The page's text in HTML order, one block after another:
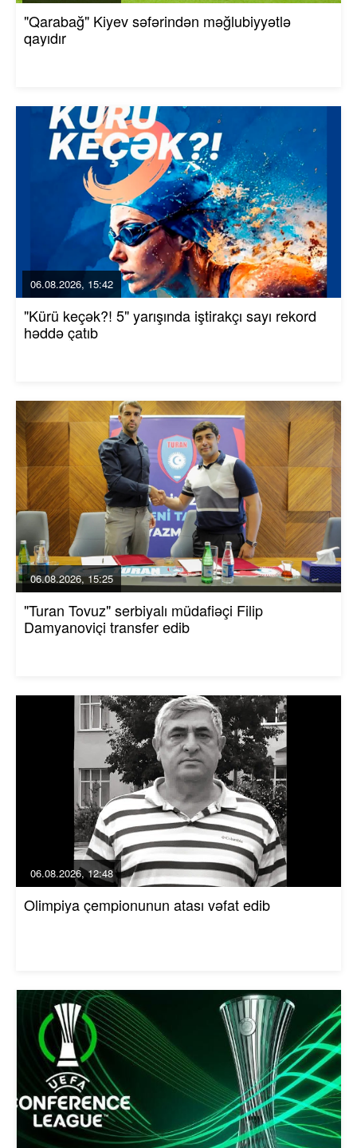
"Qarabağ" Kiyev səfərindən məğlubiyyətlə
qayıdır
06.08.2026, 15:42
"Kürü keçək?! 5" yarışında iştirakçı sayı rekord
həddə çatıb
06.08.2026, 15:25
"Turan Tovuz" serbiyalı müdafiəçi Filip
Damyanoviçi transfer edib
06.08.2026, 12:48
Olimpiya çempionunun atası vəfat edib